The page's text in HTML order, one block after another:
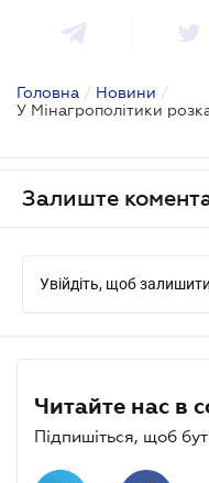
Головна / Новини /
Залиште
Увійдіть, щоб
Читайте нас в
Підпишіться, щоб